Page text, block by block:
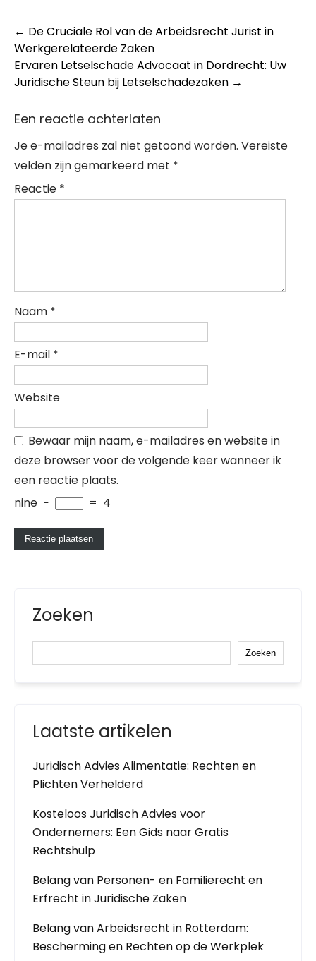
Post
navigation
← De Cruciale Rol van de Arbeidsrecht Jurist in
Werkgerelateerde Zaken
Ervaren Letselschade Advocaat in Dordrecht: Uw
Juridische Steun bij Letselschadezaken →
Een reactie achterlaten
Je e-mailadres zal niet getoond worden. Vereiste
velden zijn gemarkeerd met *
Reactie *
Naam *
E-mail *
Website
Bewaar mijn naam, e-mailadres en website in
deze browser voor de volgende keer wanneer ik
een reactie plaats.
nine − = 4
Zoeken
Zoeken
Laatste artikelen
Juridisch Advies Alimentatie: Rechten en
Plichten Verhelderd
Kosteloos Juridisch Advies voor
Ondernemers: Een Gids naar Gratis
Rechtshulp
Belang van Personen- en Familierecht en
Erfrecht in Juridische Zaken
Belang van Arbeidsrecht in Rotterdam:
Bescherming en Rechten op de Werkplek